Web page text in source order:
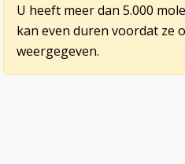
U heeft meer dan 5.000
kan even duren voordat ze
weergegeven.